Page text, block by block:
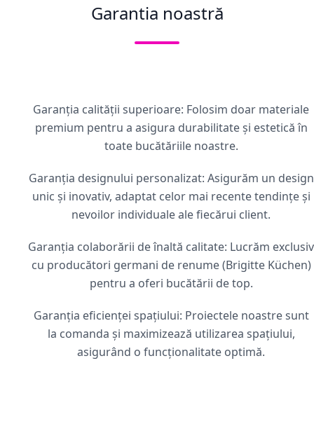
Garantia noastră
Garanția calității superioare: Folosim doar materiale
premium pentru a asigura durabilitate și estetică în
toate bucătăriile noastre.
Garanția designului personalizat: Asigurăm un design
unic și inovativ, adaptat celor mai recente tendințe și
nevoilor individuale ale fiecărui client.
Garanția colaborării de înaltă calitate: Lucrăm exclusiv
cu producători germani de renume (Brigitte Küchen)
pentru a oferi bucătării de top.
Garanția eficienței spațiului: Proiectele noastre sunt
la comanda și maximizează utilizarea spațiului,
asigurând o funcționalitate optimă.